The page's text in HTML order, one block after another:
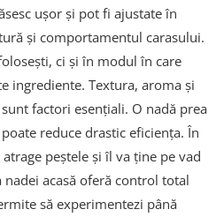
ușor și pot fi ajustate în
și comportamentul carasului.
ci și în modul în care
ingrediente. Textura, aroma și
factori esențiali. O nadă prea
reduce drastic eficiența. În
peștele și îl va ține pe vad
acasă oferă control total
să experimentezi până